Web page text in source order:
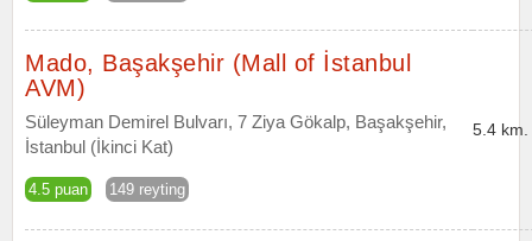
Mado, Başakşehir (Mall of İstanbul
AVM)
Süleyman Demirel Bulvarı, 7 Ziya Gökalp, Başakşehir,
İstanbul (İkinci Kat)
4.5 puan 149 reyting
5.4 km.